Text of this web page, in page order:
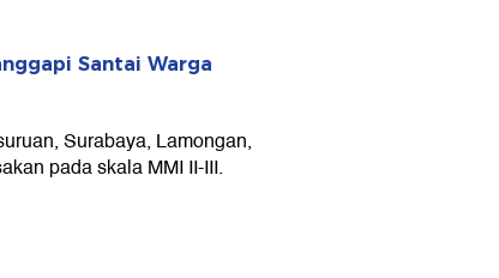
Santai Warga
Surabaya, Lamongan,
pada skala MMI II-III.